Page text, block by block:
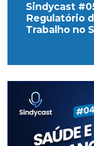
Sindycast
Regulatório
Trabalho no